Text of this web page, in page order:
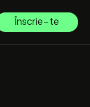
Înscrie-te